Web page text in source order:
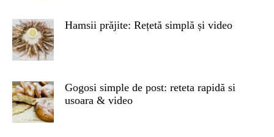
Hamsii prăjite: Rețetă simplă și video
Gogosi simple de post: reteta rapidă si
usoara & video